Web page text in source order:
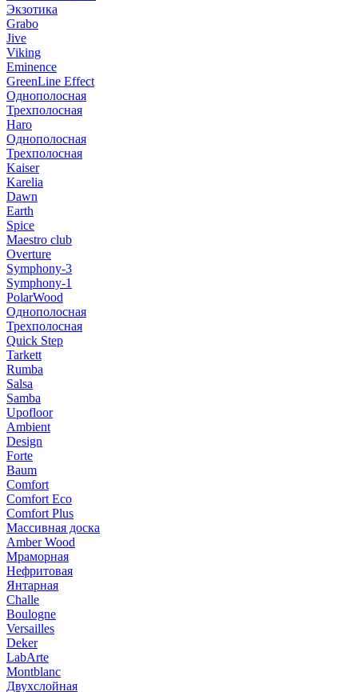
Экзотика
Grabo
Jive
Viking
Eminence
GreenLine Effect
Однополосная
Трехполосная
Haro
Однополосная
Трехполосная
Kaiser
Karelia
Dawn
Earth
Spice
Maestro club
Overture
Symphony-3
Symphony-1
PolarWood
Однополосная
Трехполосная
Quick Step
Tarkett
Rumba
Salsa
Samba
Upofloor
Ambient
Design
Forte
Baum
Comfort
Comfort Eco
Comfort Plus
Массивная доска
Amber Wood
Мраморная
Нефритовая
Янтарная
Challe
Boulogne
Versailles
Deker
LabArte
Montblanc
Двухслойная